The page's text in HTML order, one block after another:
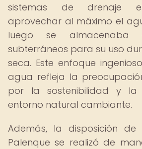
sistemas de drenaje
aprovechar al máximo el
luego se almacenaba
subterráneos para su uso
seca. Este enfoque
agua refleja la
por la sostenibilidad y
entorno natural cambiante.
Además, la disposición de
Palenque se realizó de